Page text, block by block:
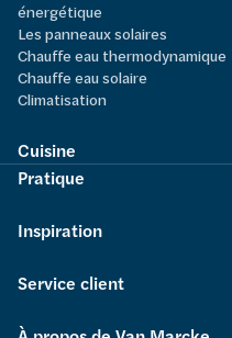
énergétique
Les panneaux solaires
Chauffe eau thermodynamique
Chauffe eau solaire
Climatisation
Cuisine
Pratique
Inspiration
Service client